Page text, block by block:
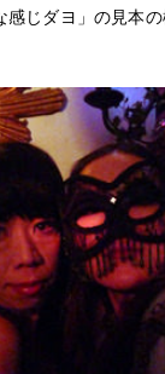
感じダヨ」の見本